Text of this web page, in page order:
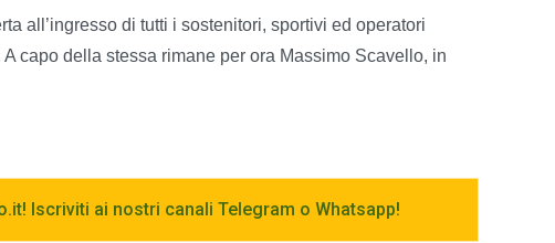
all’ingresso di tutti i sostenitori, sportivi ed operatori
capo della stessa rimane per ora Massimo Scavello, in
Iscriviti ai nostri canali Telegram o Whatsapp!